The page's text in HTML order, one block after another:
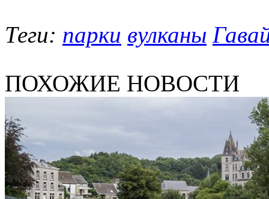
Теги: парки вулканы
ПОХОЖИЕ НОВОСТИ